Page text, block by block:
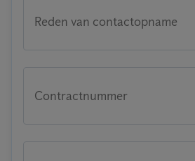
Reden van contactopname
Contractnummer